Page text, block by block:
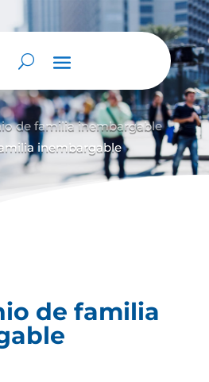
de familia inembargable
inembargable
de familia